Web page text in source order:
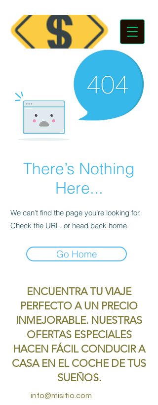
There’s Nothing
Here...
We can’t find the page you’re looking for.
Check the URL, or head back home.
Go Home
ENCUENTRA TU VIAJE
PERFECTO A UN PRECIO
INMEJORABLE. NUESTRAS
OFERTAS ESPECIALES
HACEN FÁCIL CONDUCIR A
CASA EN EL COCHE DE TUS
SUEÑOS.
info@misitio.com